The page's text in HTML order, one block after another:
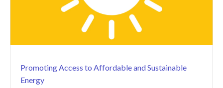
Promoting Access to Affordable and Sustainable
Energy